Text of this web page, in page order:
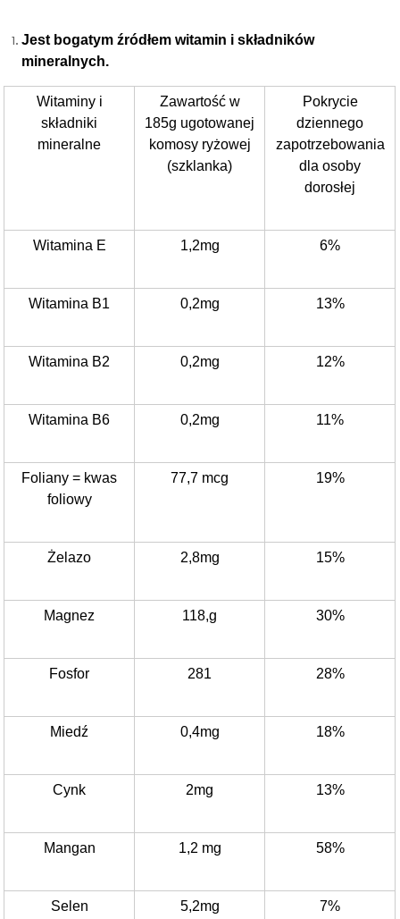
Jest bogatym źródłem witamin i składników
mineralnych.
Witaminy i
składniki
mineralne
Zawartość w
185g ugotowanej
komosy ryżowej
(szklanka)
Pokrycie
dziennego
zapotrzebowania
dla osoby
dorosłej
Witamina E 1,2mg 6%
Witamina B1 0,2mg 13%
Witamina B2 0,2mg 12%
Witamina B6 0,2mg 11%
Foliany = kwas
foliowy
77,7 mcg 19%
Żelazo 2,8mg 15%
Magnez 118,g 30%
Fosfor 281 28%
Miedź 0,4mg 18%
Cynk 2mg 13%
Mangan 1,2 mg 58%
Selen 5,2mg 7%